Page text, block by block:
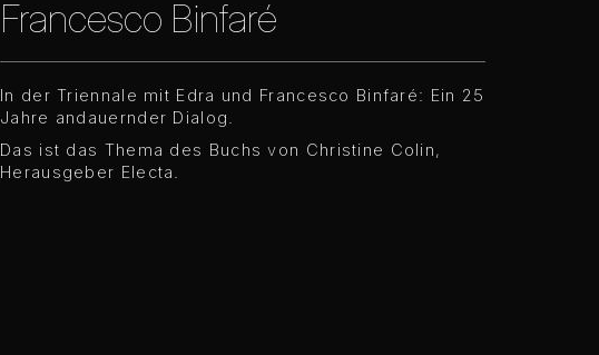
Francesco Binfaré
In der Triennale mit Edra und Francesco Binfaré: Ein 25
Jahre andauernder Dialog.
Das ist das Thema des Buchs von Christine Colin,
Herausgeber Electa.